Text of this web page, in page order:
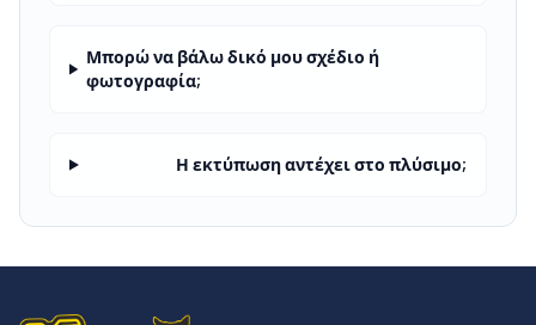
Μπορώ να βάλω δικό μου σχέδιο ή
φωτογραφία;
Η εκτύπωση αντέχει στο πλύσιμο;